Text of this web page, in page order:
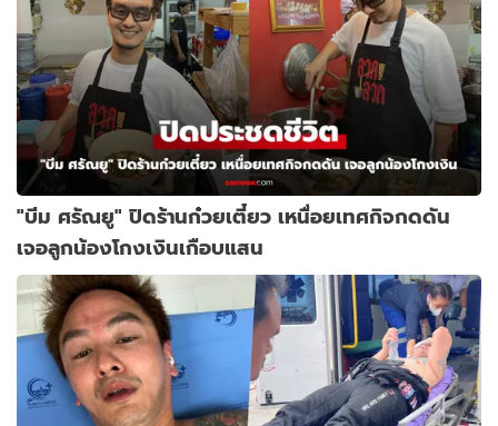
"บีม ศรัณยู" ปิดร้านก๋วยเตี๋ยว เหนื่อยเทศกิจกดดัน
เจอลูกน้องโกงเงินเกือบแสน